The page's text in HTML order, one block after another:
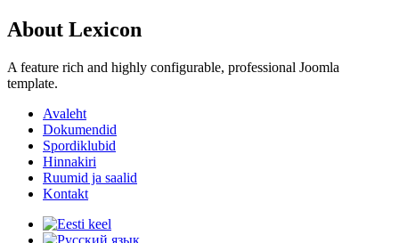
About Lexicon
A feature rich and highly configurable, professional Joomla
template.
Avaleht
Dokumendid
Spordiklubid
Hinnakiri
Ruumid ja saalid
Kontakt